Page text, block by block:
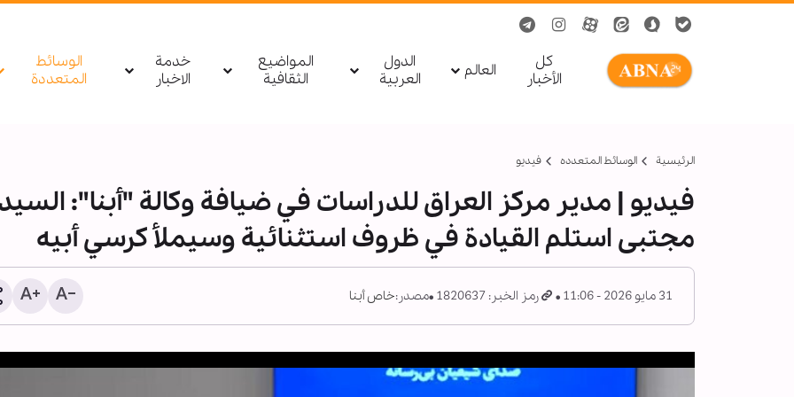
کل
الأخبار
العالم
الدول
العربیة
المواضيع
الثقافية
خدمة
الاخبار
الوسائط
المتعددة
الرئيسية الوسائط المتعدده فیدیو
فيديو | مدير مركز العراق للدراسات في ضيافة وكالة "أبنا": السيد
مجتبى استلم القيادة في ظروف استثنائية وسيملأ كرسي أبيه
31 مايو 2026 - 11:06 رمز الخبر: 1820637 مصدر:خاص أبنا
تقرير مصور/ السادة الخدم
يواصلون تقديم خدماتهم